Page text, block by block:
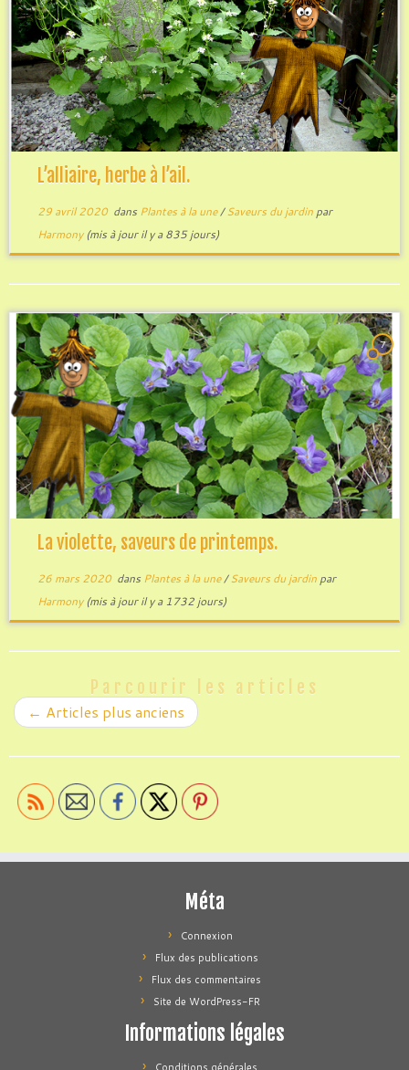
L’alliaire, herbe à l’ail.
29 avril 2020dans Plantes à la une/Saveurs du jardin par
Harmony(mis à jour il y a 835 jours)
7
La violette, saveurs de printemps.
26 mars 2020dans Plantes à la une/Saveurs du jardin par
Harmony(mis à jour il y a 1732 jours)
Parcourir les articles
← Articles plus anciens
Méta
Connexion
Flux des publications
Flux des commentaires
Site de WordPress-FR
Informations légales